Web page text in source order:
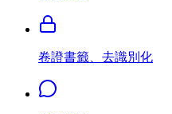
卷證書籤、去識別化